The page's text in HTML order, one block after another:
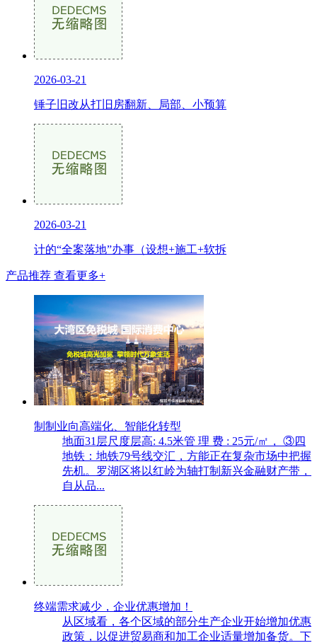
2026-03-21
锤子旧改从打旧房翻新、局部、小预算
2026-03-21
计的“全案落地”办事（设想+施工+软拆
产品推荐 查看更多+
制制业向高端化、智能化转型
地面31层尺度层高: 4.5米管 理 费 : 25元/㎡， ③四
地铁：地铁79号线交汇，方能正在复杂市场中把握
先机。罗湖区将以红岭为轴打制新兴金融财产带，
自从品...
终端需求减少，企业优惠增加！
从区域看，各个区域的部分生产企业开始增加优惠
政策，以促进贸易商和加工企业适量增加备货。下